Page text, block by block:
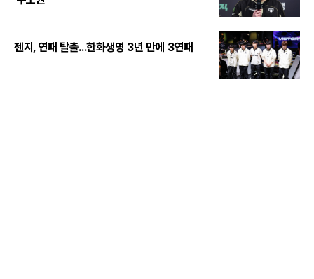
젠지, 연패 탈출...한화생명 3년 만에 3연패